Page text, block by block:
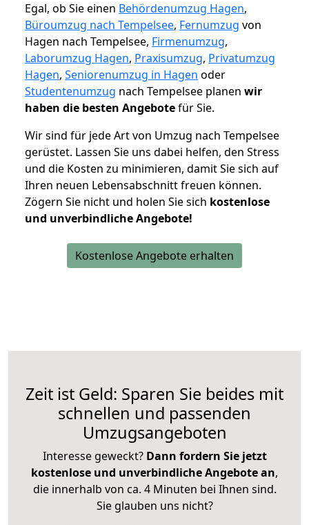
Egal, ob Sie einen Behördenumzug Hagen,
Büroumzug nach Tempelsee, Fernumzug von
Hagen nach Tempelsee, Firmenumzug,
Laborumzug Hagen, Praxisumzug, Privatumzug
Hagen, Seniorenumzug in Hagen oder
Studentenumzug nach Tempelsee planen wir
haben die besten Angebotefür Sie.
Wir sind für jede Art von Umzug nach Tempelsee
gerüstet. Lassen Sie uns dabei helfen, den Stress
und die Kosten zu minimieren, damit Sie sich auf
Ihren neuen Lebensabschnitt freuen können.
Zögern Sie nicht und holen Sie sich kostenlose
und unverbindliche Angebote!
Kostenlose Angebote erhalten
Zeit ist Geld: Sparen Sie beides mit
schnellen und passenden
Umzugsangeboten
Interesse geweckt? Dann fordern Sie jetzt
kostenlose und unverbindliche Angebote an,
die innerhalb von ca. 4 Minuten bei Ihnen sind.
Sie glauben uns nicht?